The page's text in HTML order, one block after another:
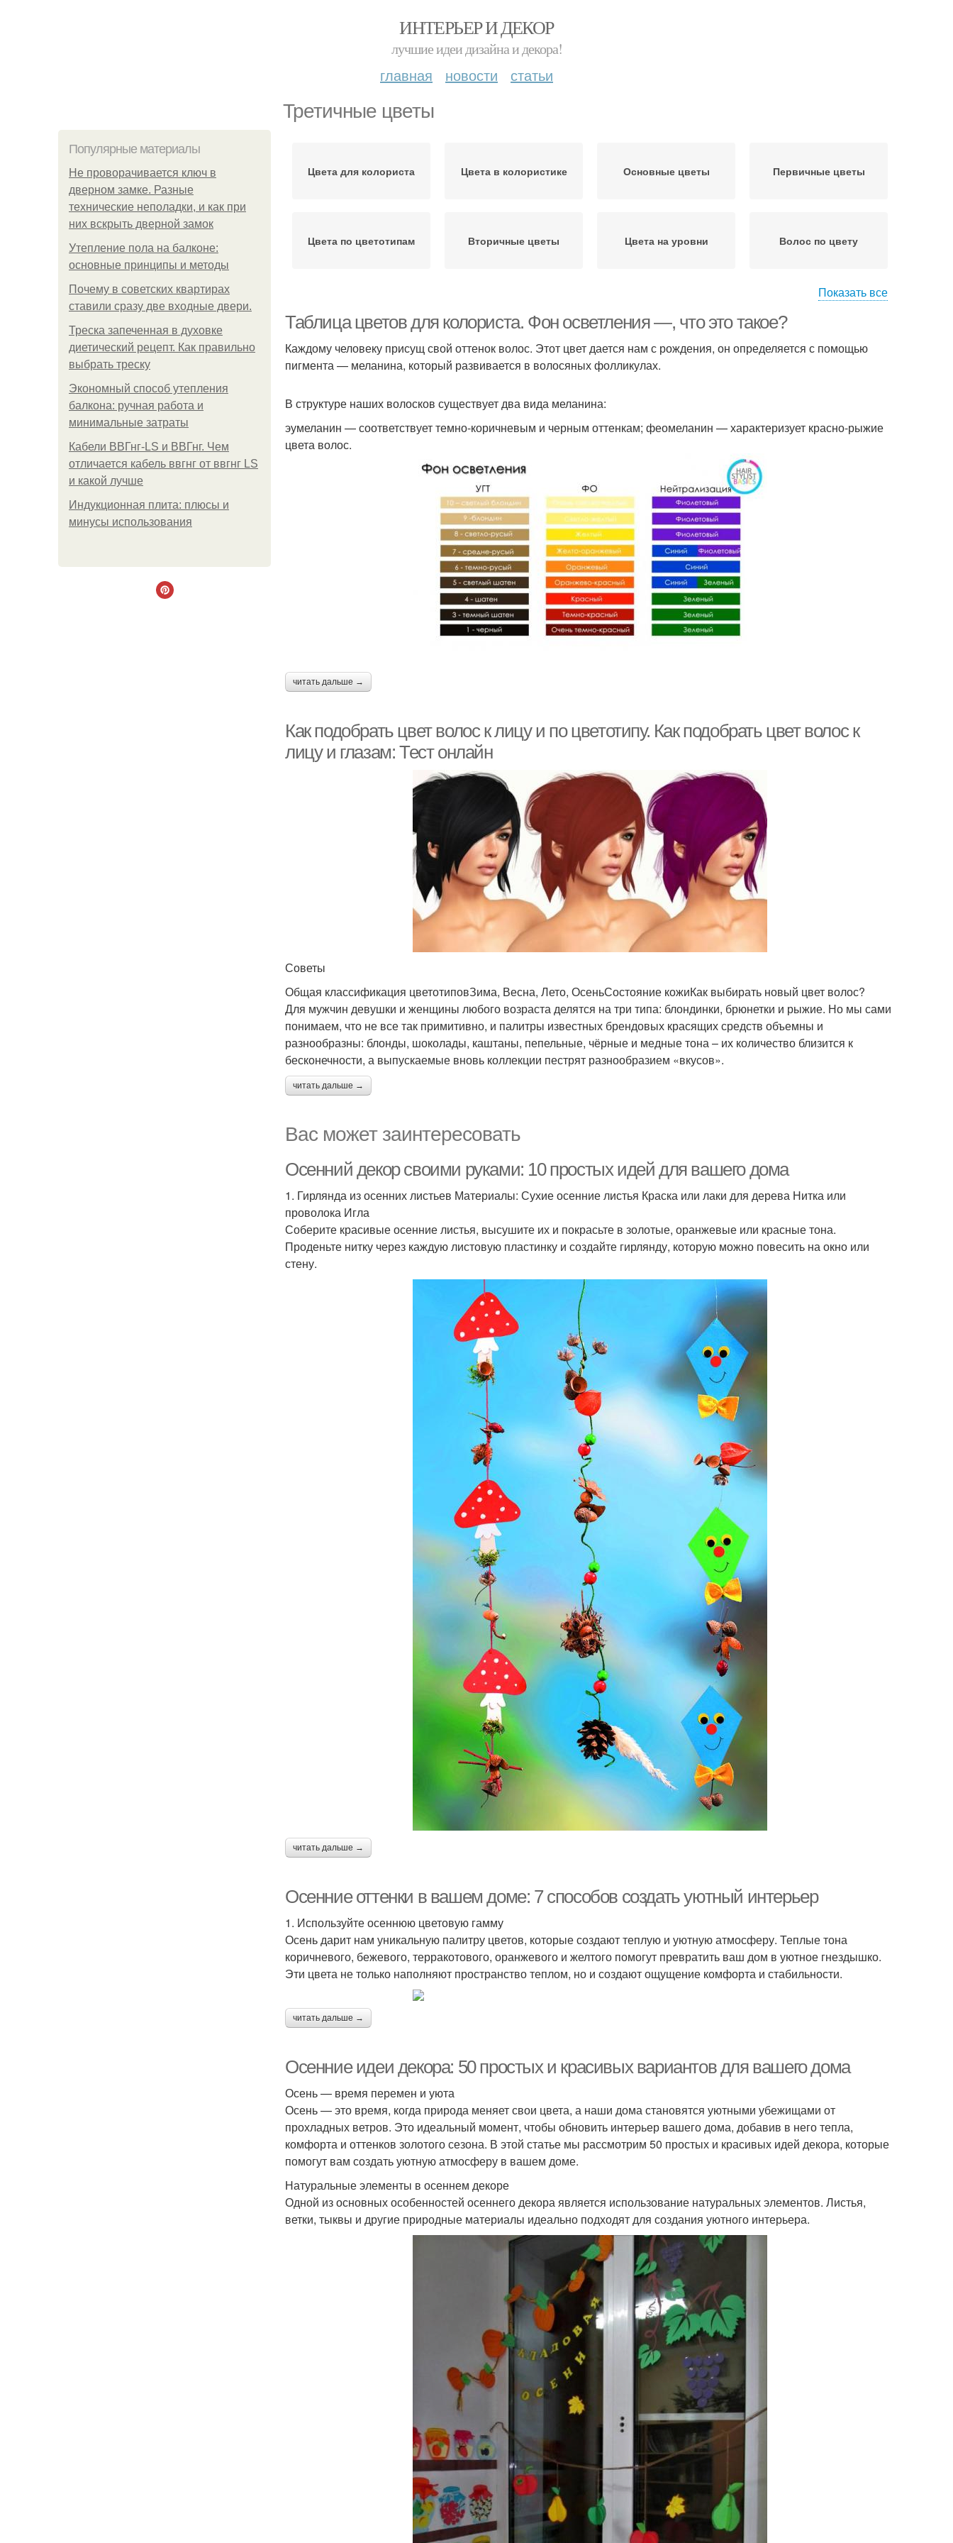
ИНТЕРЬЕР И ДЕКОР
лучшие идеи дизайна и декора!
главная новости статьи
Третичные цветы
Популярные материалы
Не проворачивается ключ в
дверном замке. Разные
технические неполадки, и как при
них вскрыть дверной замок
Утепление пола на балконе:
основные принципы и методы
Почему в советских квартирах
ставили сразу две входные двери.
Треска запеченная в духовке
диетический рецепт. Как правильно
выбрать треску
Экономный способ утепления
балкона: ручная работа и
минимальные затраты
Кабели ВВГнг-LS и ВВГнг. Чем
отличается кабель ввгнг от ввгнг LS
и какой лучше
Индукционная плита: плюсы и
минусы использования
Цвета для колориста Цвета в колористике Основные цветы Первичные цветы
Цвета по цветотипам Вторичные цветы Цвета на уровни Волос по цвету
Показать все
Таблица цветов для колориста. Фон осветления —, что это такое?
Каждому человеку присущ свой оттенок волос. Этот цвет дается нам с рождения, он определяется с помощью
пигмента — меланина, который развивается в волосяных фолликулах.
В структуре наших волосков существует два вида меланина:
эумеланин — соответствует темно-коричневым и черным оттенкам; феомеланин — характеризует красно-рыжие
цвета волос.
читать дальше →
Как подобрать цвет волос к лицу и по цветотипу. Как подобрать цвет волос к
лицу и глазам: Тест онлайн
Советы
Общая классификация цветотиповЗима, Весна, Лето, ОсеньСостояние кожиКак выбирать новый цвет волос?
Для мужчин девушки и женщины любого возраста делятся на три типа: блондинки, брюнетки и рыжие. Но мы сами
понимаем, что не все так примитивно, и палитры известных брендовых красящих средств объемны и
разнообразны: блонды, шоколады, каштаны, пепельные, чёрные и медные тона – их количество близится к
бесконечности, а выпускаемые вновь коллекции пестрят разнообразием «вкусов».
читать дальше →
Вас может заинтересовать
Осенний декор своими руками: 10 простых идей для вашего дома
1. Гирлянда из осенних листьев Материалы: Сухие осенние листья Краска или лаки для дерева Нитка или
проволока Игла
Соберите красивые осенние листья, высушите их и покрасьте в золотые, оранжевые или красные тона.
Проденьте нитку через каждую листовую пластинку и создайте гирлянду, которую можно повесить на окно или
стену.
читать дальше →
Осенние оттенки в вашем доме: 7 способов создать уютный интерьер
1. Используйте осеннюю цветовую гамму
Осень дарит нам уникальную палитру цветов, которые создают теплую и уютную атмосферу. Теплые тона
коричневого, бежевого, терракотового, оранжевого и желтого помогут превратить ваш дом в уютное гнездышко.
Эти цвета не только наполняют пространство теплом, но и создают ощущение комфорта и стабильности.
читать дальше →
Осенние идеи декора: 50 простых и красивых вариантов для вашего дома
Осень — время перемен и уюта
Осень — это время, когда природа меняет свои цвета, а наши дома становятся уютными убежищами от
прохладных ветров. Это идеальный момент, чтобы обновить интерьер вашего дома, добавив в него тепла,
комфорта и оттенков золотого сезона. В этой статье мы рассмотрим 50 простых и красивых идей декора, которые
помогут вам создать уютную атмосферу в вашем доме.
Натуральные элементы в осеннем декоре
Одной из основных особенностей осеннего декора является использование натуральных элементов. Листья,
ветки, тыквы и другие природные материалы идеально подходят для создания уютного интерьера.